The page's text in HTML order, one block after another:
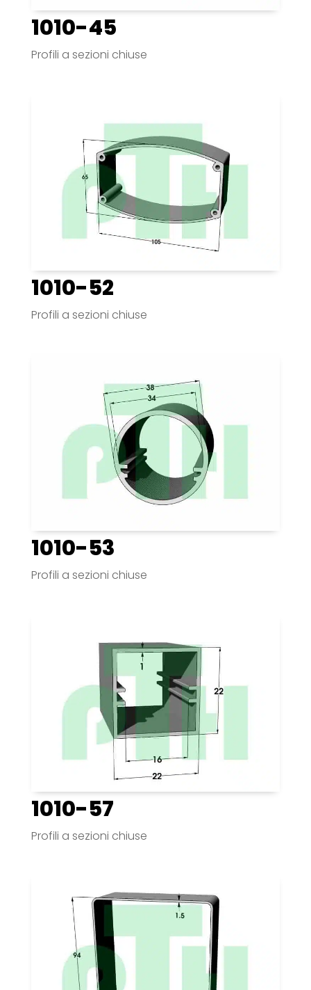
1010-45
Profili a sezioni chiuse
1010-52
Profili a sezioni chiuse
1010-53
Profili a sezioni chiuse
1010-57
Profili a sezioni chiuse